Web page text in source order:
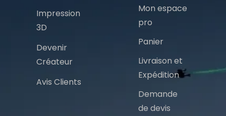
Impression
3D
Devenir
Créateur
Avis Clients
Mon espace
pro
Panier
Livraison et
Expédition
Demande
de devis